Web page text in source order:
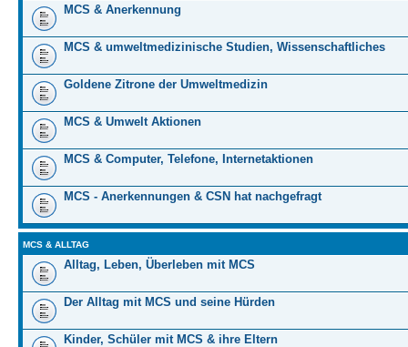
MCS & Anerkennung
MCS & umweltmedizinische Studien, Wissenschaftliches
Goldene Zitrone der Umweltmedizin
MCS & Umwelt Aktionen
MCS & Computer, Telefone, Internetaktionen
MCS - Anerkennungen & CSN hat nachgefragt
MCS & ALLTAG
Alltag, Leben, Überleben mit MCS
Der Alltag mit MCS und seine Hürden
Kinder, Schüler mit MCS & ihre Eltern